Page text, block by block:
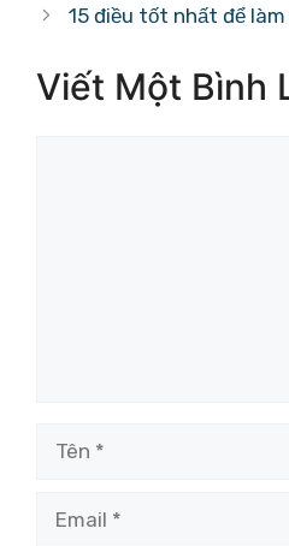
15 điều tốt nhất để
Viết Một Bình